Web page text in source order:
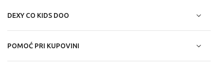
DEXY CO KIDS DOO
POMOĆ PRI KUPOVINI